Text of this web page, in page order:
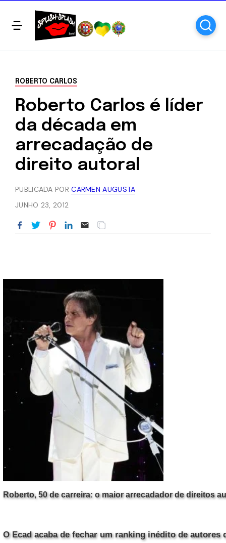
ROBERTO CARLOS
Roberto Carlos é líder
da década em
arrecadação de
direito autoral
PUBLICADA PORCARMEN AUGUSTA
JUNHO 23, 2012
Roberto, 50 de carreira: o maior arrecadador de direitos
O Ecad acaba de fechar um ranking inédito de autores